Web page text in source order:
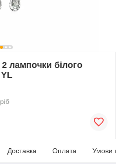
лампочки білого
Доставка Оплата Умови